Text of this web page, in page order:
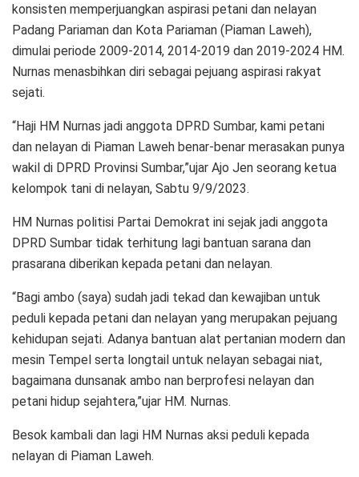
konsisten memperjuangkan aspirasi petani dan nelayan
Padang Pariaman dan Kota Pariaman (Piaman Laweh),
dimulai periode 2009-2014, 2014-2019 dan 2019-2024 HM.
Nurnas menasbihkan diri sebagai pejuang aspirasi rakyat
sejati.
“Haji HM Nurnas jadi anggota DPRD Sumbar, kami petani
dan nelayan di Piaman Laweh benar-benar merasakan punya
wakil di DPRD Provinsi Sumbar,”ujar Ajo Jen seorang ketua
kelompok tani di nelayan, Sabtu 9/9/2023.
HM Nurnas politisi Partai Demokrat ini sejak jadi anggota
DPRD Sumbar tidak terhitung lagi bantuan sarana dan
prasarana diberikan kepada petani dan nelayan.
“Bagi ambo (saya) sudah jadi tekad dan kewajiban untuk
peduli kepada petani dan nelayan yang merupakan pejuang
kehidupan sejati. Adanya bantuan alat pertanian modern dan
mesin Tempel serta longtail untuk nelayan sebagai niat,
bagaimana dunsanak ambo nan berprofesi nelayan dan
petani hidup sejahtera,”ujar HM. Nurnas.
Besok kambali dan lagi HM Nurnas aksi peduli kepada
nelayan di Piaman Laweh.